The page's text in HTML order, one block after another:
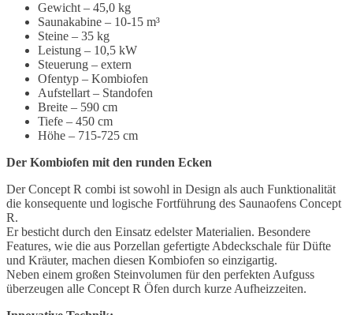
Gewicht – 45,0 kg
Saunakabine – 10-15 m³
Steine – 35 kg
Leistung – 10,5 kW
Steuerung – extern
Ofentyp – Kombiofen
Aufstellart – Standofen
Breite – 590 cm
Tiefe – 450 cm
Höhe – 715-725 cm
Der Kombiofen mit den runden Ecken
Der Concept R combi ist sowohl in Design als auch Funktionalität
die konsequente und logische Fortführung des Saunaofens Concept
R.
Er besticht durch den Einsatz edelster Materialien. Besondere
Features, wie die aus Porzellan gefertigte Abdeckschale für Düfte
und Kräuter, machen diesen Kombiofen so einzigartig.
Neben einem großen Steinvolumen für den perfekten Aufguss
überzeugen alle Concept R Öfen durch kurze Aufheizzeiten.